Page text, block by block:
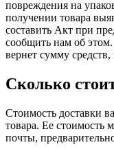
повреждения на
получении товара
составить Акт при
сообщить нам об
вернет сумму
Сколько
Стоимость доставки
товара. Ее стоимость
почты,